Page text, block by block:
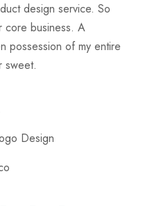
design service. So
core business. A
possession of my entire
sweet.
Design